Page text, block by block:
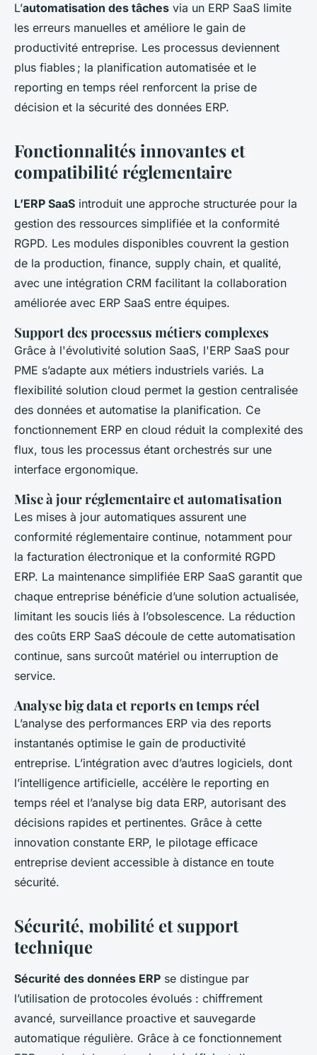
L’automatisation des tâches via un ERP SaaS limite
les erreurs manuelles et améliore le gain de
productivité entreprise. Les processus deviennent
plus fiables ; la planification automatisée et le
reporting en temps réel renforcent la prise de
décision et la sécurité des données ERP.
Fonctionnalités innovantes et
compatibilité réglementaire
L’ERP SaaS introduit une approche structurée pour la
gestion des ressources simplifiée et la conformité
RGPD. Les modules disponibles couvrent la gestion
de la production, finance, supply chain, et qualité,
avec une intégration CRM facilitant la collaboration
améliorée avec ERP SaaS entre équipes.
Support des processus métiers complexes
Grâce à l'évolutivité solution SaaS, l'ERP SaaS pour
PME s’adapte aux métiers industriels variés. La
flexibilité solution cloud permet la gestion centralisée
des données et automatise la planification. Ce
fonctionnement ERP en cloud réduit la complexité des
flux, tous les processus étant orchestrés sur une
interface ergonomique.
Mise à jour réglementaire et automatisation
Les mises à jour automatiques assurent une
conformité réglementaire continue, notamment pour
la facturation électronique et la conformité RGPD
ERP. La maintenance simplifiée ERP SaaS garantit que
chaque entreprise bénéficie d’une solution actualisée,
limitant les soucis liés à l’obsolescence. La réduction
des coûts ERP SaaS découle de cette automatisation
continue, sans surcoût matériel ou interruption de
service.
Analyse big data et reports en temps réel
L’analyse des performances ERP via des reports
instantanés optimise le gain de productivité
entreprise. L’intégration avec d’autres logiciels, dont
l’intelligence artificielle, accélère le reporting en
temps réel et l’analyse big data ERP, autorisant des
décisions rapides et pertinentes. Grâce à cette
innovation constante ERP, le pilotage efficace
entreprise devient accessible à distance en toute
sécurité.
Sécurité, mobilité et support
technique
Sécurité des données ERP se distingue par
l’utilisation de protocoles évolués : chiffrement
avancé, surveillance proactive et sauvegarde
automatique régulière. Grâce à ce fonctionnement